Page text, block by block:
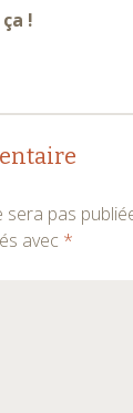
!
pas
avec *